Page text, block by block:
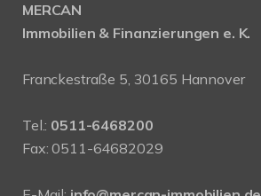
MERCAN
Immobilien & Finanzierungen e. K.
Franckestraße 5, 30165 Hannover
Tel.: 0511-6468200
Fax: 0511-64682029